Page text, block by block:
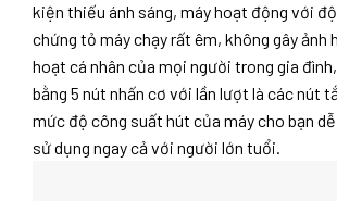
kiện thiếu ánh sáng, máy hoạt động với
chứng tỏ máy chạy rất êm, không gây ảnh
hoạt cá nhân của mọi người trong gia
bằng 5 nút nhấn cơ với lần lượt là các nút
mức độ công suất hút của máy cho bạn
sử dụng ngay cả với người lớn tuổi.